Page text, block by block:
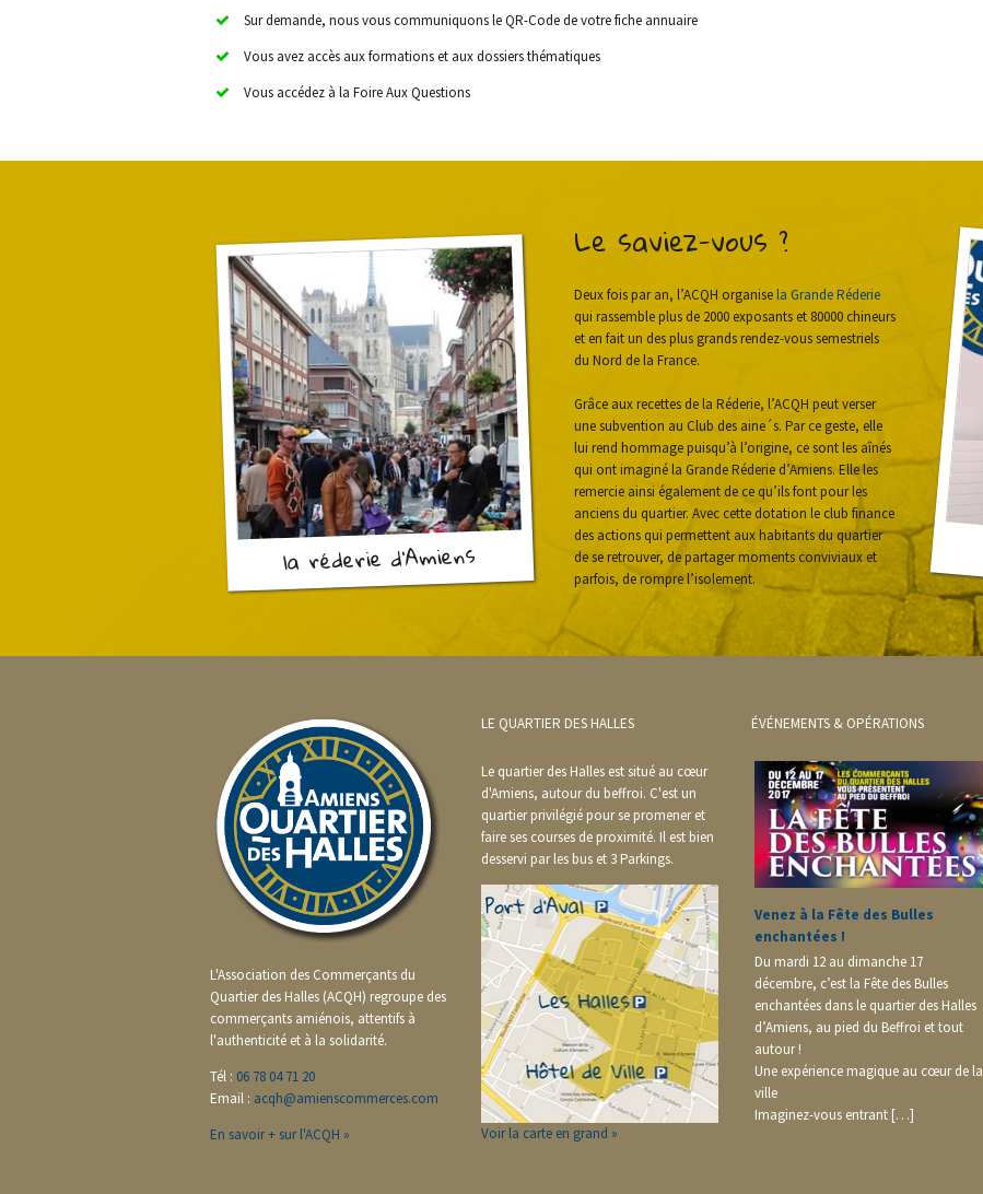
Sur demande, nous vous communiquons le QR-Code de votre fiche annuaire
Vous avez accès aux formations et aux dossiers thématiques
Vous accédez à la Foire Aux Questions
Le saviez-vous ?
Deux fois par an, l’ACQH organisela Grande Réderie
qui rassemble plus de 2000 exposants et 80000 chineurs
et en fait un des plus grands rendez-vous semestriels
du Nord de la France.
Grâce aux recettes de la Réderie, l’ACQH peut verser
une subvention au Club des aine´s. Par ce geste, elle
lui rend hommage puisqu’à l’origine, ce sont les aînés
qui ont imaginé la Grande Réderie d’Amiens. Elle les
remercie ainsi également de ce qu’ils font pour les
anciens du quartier. Avec cette dotation le club finance
des actions qui permettent aux habitants du quartier
de se retrouver, de partager moments conviviaux et
parfois, de rompre l’isolement.
L'Association des Commerçants du
Quartier des Halles (ACQH) regroupe des
commerçants amiénois, attentifs à
l'authenticité et à la solidarité.
Tél : 06 78 04 71 20
Email : acqh@amienscommerces.com
En savoir + sur l'ACQH »
LE QUARTIER DES HALLES
Le quartier des Halles est situé au cœur
d'Amiens, autour du beffroi. C'est un
quartier privilégié pour se promener et
faire ses courses de proximité. Il est bien
desservi par les bus et 3 Parkings.
Voir la carte en grand »
ÉVÉNEMENTS & OPÉRATIONS
Venez à la Fête des Bulles
enchantées !
Du mardi 12 au dimanche 17
décembre, c’est la Fête des Bulles
enchantées dans le quartier des Halles
d’Amiens, au pied du Beffroi et tout
autour !
Une expérience magique au cœur de la
ville
Imaginez-vous entrant […]